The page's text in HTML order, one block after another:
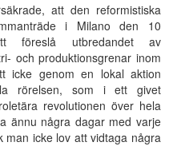
att den reformistiska
i Milano den 10
föreslå utbredandet av
och produktionsgrenar inom
icke genom en lokal aktion
rörelsen, som i ett givet
revolutionen över hela
ännu några dagar med varje
icke lov att vidtaga några